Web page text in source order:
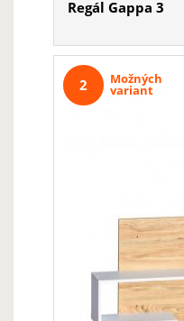
Regál Gappa 3
Možných
variant
2